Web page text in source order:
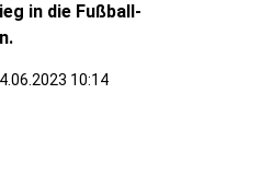
in die Fußball-
10:14